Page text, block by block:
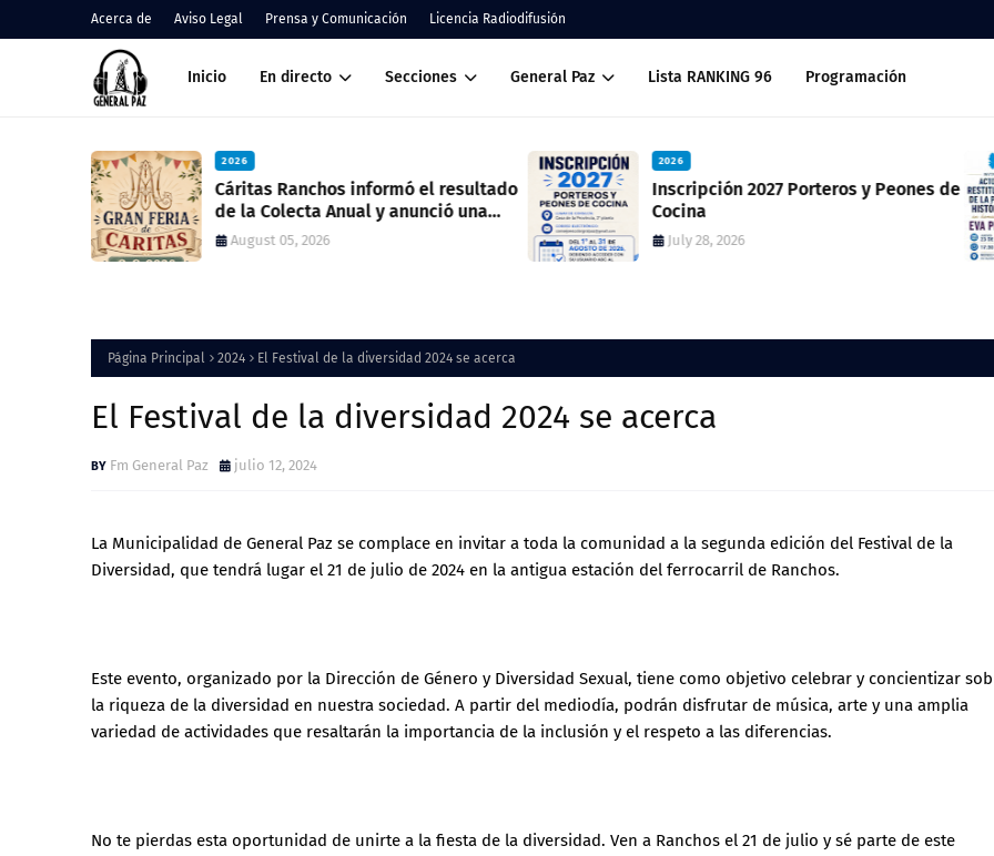
Acerca de Aviso Legal Prensa y Comunicación Licencia Radiodifusión
Inicio En directo Secciones General Paz Lista RANKING 96 Programación
2026
Cáritas Ranchos informó el resultado
de la Colecta Anual y anunció una
nueva feria solidaria
August 05, 2026
2026
Inscripción 2027 Porteros y Peones de
Cocina
July 28, 2026
Página Principal 2024 El Festival de la diversidad 2024 se acerca
El Festival de la diversidad 2024 se acerca
Fm General Paz julio 12, 2024
La Municipalidad de General Paz se complace en invitar a toda la comunidad a la segunda edición del Festival de la
Diversidad, que tendrá lugar el 21 de julio de 2024 en la antigua estación del ferrocarril de Ranchos.
Este evento, organizado por la Dirección de Género y Diversidad Sexual, tiene como objetivo celebrar y concientizar
la riqueza de la diversidad en nuestra sociedad. A partir del mediodía, podrán disfrutar de música, arte y una amplia
variedad de actividades que resaltarán la importancia de la inclusión y el respeto a las diferencias.
No te pierdas esta oportunidad de unirte a la fiesta de la diversidad. Ven a Ranchos el 21 de julio y sé parte de este